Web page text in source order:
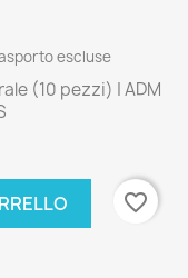
escluse
(10 pezzi) | ADM
favorite_border